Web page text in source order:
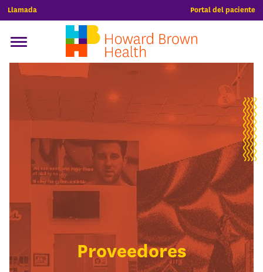
Llamada Portal del paciente
Proveedores